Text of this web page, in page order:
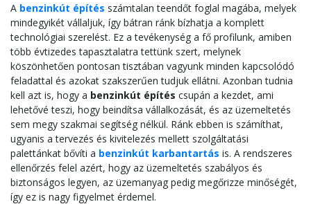
A benzinkút építés számtalan teendőt foglal magába, melyek
mindegyikét vállaljuk, így bátran ránk bízhatja a komplett
technológiai szerelést. Ez a tevékenység a fő profilunk, amiben
több évtizedes tapasztalatra tettünk szert, melynek
köszönhetően pontosan tisztában vagyunk minden kapcsolódó
feladattal és azokat szakszerűen tudjuk ellátni. Azonban tudnia
kell azt is, hogy a benzinkút építés csupán a kezdet, ami
lehetővé teszi, hogy beindítsa vállalkozását, és az üzemeltetés
sem megy szakmai segítség nélkül. Ránk ebben is számíthat,
ugyanis a tervezés és kivitelezés mellett szolgáltatási
palettánkat bővíti a benzinkút karbantartás is. A rendszeres
ellenőrzés felel azért, hogy az üzemeltetés szabályos és
biztonságos legyen, az üzemanyag pedig megőrizze minőségét,
így ez is nagy figyelmet érdemel.